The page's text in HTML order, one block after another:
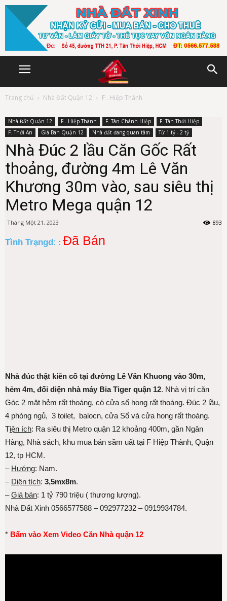
Trang chủ Nhà Đất Quận 12 F . Hiệp Thành
Nhà Đất Quận 12 F . Hiệp Thành F. Tân Chánh Hiệp
F. Tân Thới Hiệp
F. Thới An
Giá Bán Quận 12 Nhà đất đang quan tâm Từ 1 tỷ - 2 tỷ
Nhà Đúc 2 lầu Căn Gốc Rất
thoảng, đường 4m Lê Văn
Khương 30m vào, sau siêu thị
Metro Mega quận 12
Tháng Một 21, 2023 893
Tình Trạngd: : Đã Bán
Nhà đúc thật kiên cố tại đường Lê Văn Khuong vào 30m,
hẻm 4m, đối diện nhà máy Bia Tiger quận 12. Nhà vị trí căn
Góc 2 mặt hẻm rất thoáng, có cửa sổ hong rất thoáng. Đúc 2 lầu,
4 phòng ngủ, 3 toilet, balocn, cửa Sổ và cửa hong rất thoáng.
Tiện ích: Ra siêu thị Metro quận 12 khoảng 400m, gần Ngân
Hàng, Nhà sách, khu mua bán sầm uất tại F Hiệp Thành, Quận
12, tp HCM.
– Hướng: Nam.
– Diện tích: 3,5mx8m.
–Giá bán: 1 tỷ 790 triệu ( thương lượng).
Nhà Đất Xinh 0566577588 – 092977232 – 0919934784.
* Bấm vào Xem Video Căn Nhà quận 12